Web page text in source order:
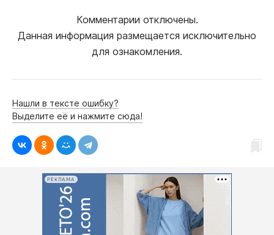
Комментарии отключены.
Данная информация размещается исключительно
для ознакомления.
Нашли в тексте ошибку?
Выделите её и нажмите сюда!
РЕКЛАМА